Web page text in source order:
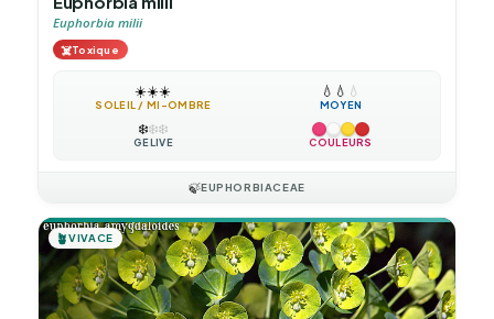
Euphorbia milii
☠️Toxique
☀️☀️☀️
SOLEIL / MI-OMBRE
💧 💧 💧
MOYEN
❄️❄️❄️
GÉLIVE COULEURS
🍃EUPHORBIACEAE
🪴VIVACE